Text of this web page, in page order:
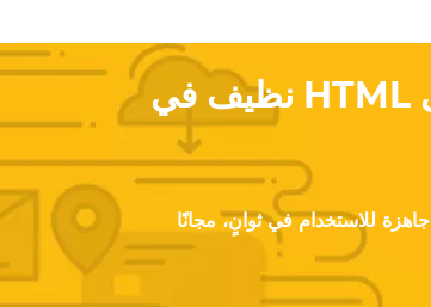
حوّل مستندات ODT إلى HTML نظيف في
ارفع ملف ODT واحصل على صفحة HTML جاهزة للاستخدام في ثوانٍ، مجانًا